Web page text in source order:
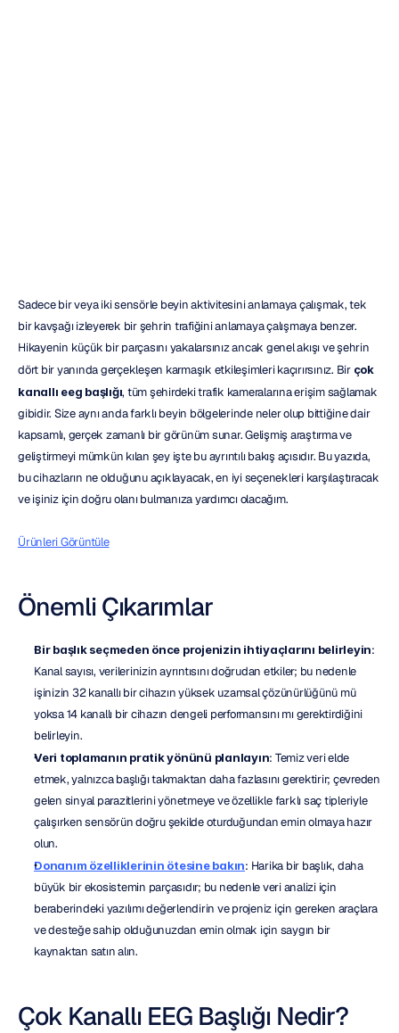
Sadece bir veya iki sensörle beyin aktivitesini anlamaya çalışmak, tek
bir kavşağı izleyerek bir şehrin trafiğini anlamaya çalışmaya benzer.
Hikayenin küçük bir parçasını yakalarsınız ancak genel akışı ve şehrin
dört bir yanında gerçekleşen karmaşık etkileşimleri kaçırırsınız. Bir çok
kanallı eeg başlığı, tüm şehirdeki trafik kameralarına erişim sağlamak
gibidir. Size aynı anda farklı beyin bölgelerinde neler olup bittiğine dair
kapsamlı, gerçek zamanlı bir görünüm sunar. Gelişmiş araştırma ve
geliştirmeyi mümkün kılan şey işte bu ayrıntılı bakış açısıdır. Bu yazıda,
bu cihazların ne olduğunu açıklayacak, en iyi seçenekleri karşılaştıracak
ve işiniz için doğru olanı bulmanıza yardımcı olacağım.
Ürünleri Görüntüle
Önemli Çıkarımlar
Bir başlık seçmeden önce projenizin ihtiyaçlarını belirleyin:
Kanal sayısı, verilerinizin ayrıntısını doğrudan etkiler; bu nedenle
işinizin 32 kanallı bir cihazın yüksek uzamsal çözünürlüğünü mü
yoksa 14 kanallı bir cihazın dengeli performansını mı gerektirdiğini
belirleyin.
Veri toplamanın pratik yönünü planlayın: Temiz veri elde
etmek, yalnızca başlığı takmaktan daha fazlasını gerektirir; çevreden
gelen sinyal parazitlerini yönetmeye ve özellikle farklı saç tipleriyle
çalışırken sensörün doğru şekilde oturduğundan emin olmaya hazır
olun.
Donanım özelliklerinin ötesine bakın: Harika bir başlık, daha
büyük bir ekosistemin parçasıdır; bu nedenle veri analizi için
beraberindeki yazılımı değerlendirin ve projeniz için gereken araçlara
ve desteğe sahip olduğunuzdan emin olmak için saygın bir
kaynaktan satın alın.
Çok Kanallı EEG Başlığı Nedir?